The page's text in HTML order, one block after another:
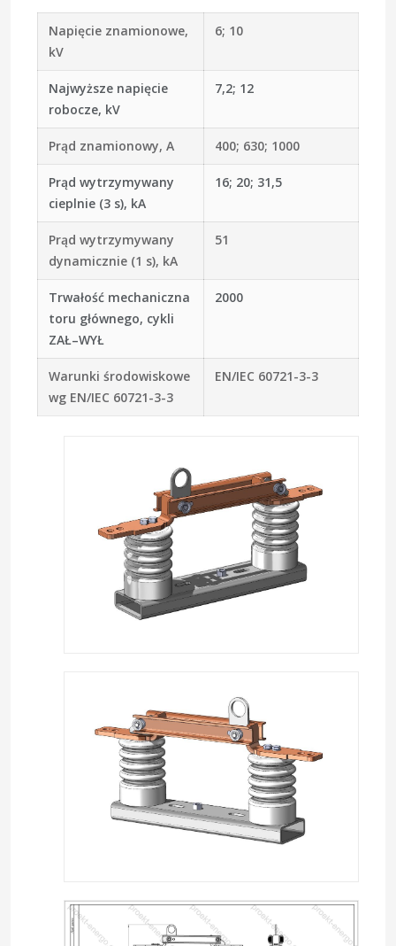
Napięcie znamionowe,
kV
6; 10
Najwyższe napięcie
robocze, kV
7,2; 12
Prąd znamionowy, A 400; 630; 1000
Prąd wytrzymywany
cieplnie (3 s), kA
16; 20; 31,5
Prąd wytrzymywany
dynamicznie (1 s), kA
51
Trwałość mechaniczna
toru głównego, cykli
ZAŁ–WYŁ
2000
Warunki środowiskowe
wg EN/IEC 60721-3-3
EN/IEC 60721-3-3